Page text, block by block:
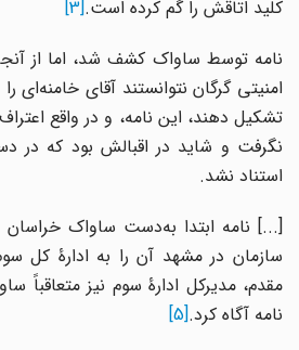
کلید اتاقش را گم کرده است.[3]
نامه توسط ساواک کشف شد، اما از آنجا
امنیتی گرگان نتوانستند آقای خامنه‌ای را
تشکیل دهند، این نامه، و در واقع اعتراف،
نگرفت و شاید در اقبالش بود که در
استناد نشد.
[...] نامه ابتدا به‌دست ساواک خراسان
سازمان در مشهد آن را به ادارۀ کل سوم
مقدم، مدیرکل ادارۀ سوم نیز متعاقباً
نامه آگاه کرد.[5]